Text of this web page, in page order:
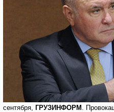
сентября, ГРУЗИНФОРМ .